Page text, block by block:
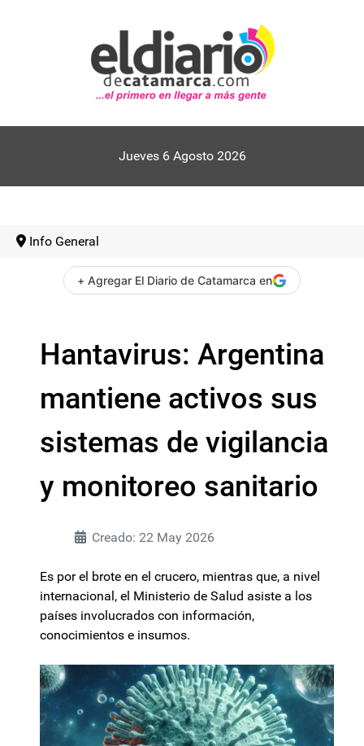
Jueves 6 Agosto 2026
Info General
+ Agregar El Diario de Catamarca en
Hantavirus: Argentina
mantiene activos sus
sistemas de vigilancia
y monitoreo sanitario
Creado: 22 May 2026
Es por el brote en el crucero, mientras que, a nivel
internacional, el Ministerio de Salud asiste a los
países involucrados con información,
conocimientos e insumos.